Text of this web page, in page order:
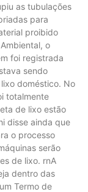
as tubulações
para
proibido
o
foi registrada
sendo
doméstico. No
totalmente
de lixo estão
disse ainda que
o processo
serão
de lixo. rnA
dentro das
Termo de